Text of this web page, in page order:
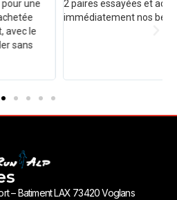
2026
! Le vendeur comprend
Merci beaucoup
– Batiment LAX 73420 Voglans